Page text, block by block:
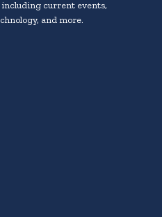
current events,
and more.